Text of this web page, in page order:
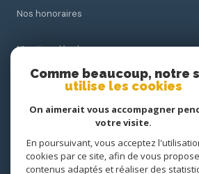
Nos honoraires
Mentions légales
Cookies
Comme beaucoup, notre
utilise les cookies
On aimerait vous accompagner
votre visite.
En poursuivant, vous acceptez
cookies par ce site, afin de vous
contenus adaptés et réaliser des